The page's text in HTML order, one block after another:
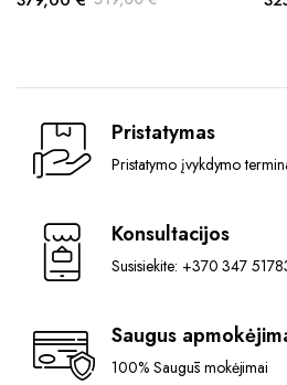
519,00 €.
379,00 €.
Pristatymas
Pristatymo įvykdymo
Konsultacijos
Susisiekite: +370 347
Saugus
100% Saugūs mokėjimai